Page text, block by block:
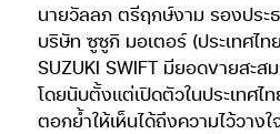
นายวัลลภ ตรีฤกษ์งาม รองประ
บริษัท ซูซูกิ มอเตอร์ (ประเทศไท
SUZUKI SWIFT มียอดขายสะ
โดยนับตั้งแต่เปิดตัวในประเทศไ
ตอกย้ำให้เห็นได้ถึงความไว้วา